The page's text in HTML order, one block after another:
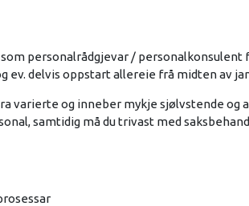
personalrådgjevar / personalkonsulent
ev. delvis oppstart allereie frå midten av
varierte og inneber mykje sjølvstende og
samtidig må du trivast med